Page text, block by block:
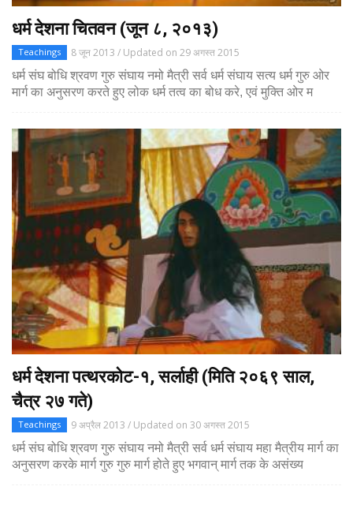
धर्म देशना चितवन (जून ८, २०१३)
Teachings
8 जून 2013 / Updated on 29 अगस्त 2015
धर्म संघ बोधि श्रवण गुरु संघाय नमो मैत्री सर्व धर्म संघाय सत्य धर्म गुरु ओर
मार्ग का अनुसरण करते हुए लोक धर्म तत्व का बोध करे, एवं मुक्ति ओर म
धर्म देशना पत्थरकोट-१, सर्लाही (मिति २०६९ साल,
चैत्र २७ गते)
Teachings
9 अप्रैल 2013 / Updated on 30 अगस्त 2015
धर्म संघ बोधि श्रवण गुरु संघाय नमो मैत्री सर्व धर्म संघाय महा मैत्रीय मार्ग का
अनुसरण करके मार्ग गुरु गुरु मार्ग होते हुए भगवान् मार्ग तक के असंख्य